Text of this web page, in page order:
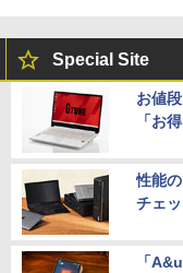
Special Site
お値
「お
性能
チェッ
「